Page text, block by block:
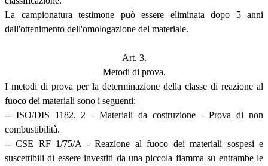
La campionatura testimone può essere eliminata dopo 5 anni
dall'ottenimento dell'omologazione del materiale.
Art. 3.
Metodi di prova.
I metodi di prova per la determinazione della classe di reazione al
fuoco dei materiali sono i seguenti:
-- ISO/DIS 1182. 2 - Materiali da costruzione - Prova di non
combustibilità.
-- CSE RF 1/75/A - Reazione al fuoco dei materiali sospesi e
suscettibili di essere investiti da una piccola fiamma su entrambe le